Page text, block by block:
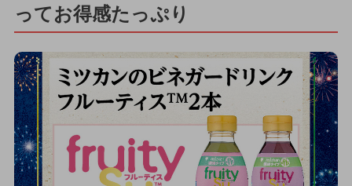
ってお得感たっぷり